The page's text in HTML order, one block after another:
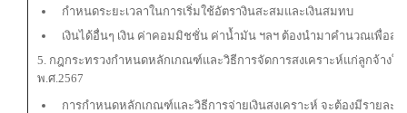
กำหนดระยะเวลาในการเริ่มใช้อัตรางินสะสมและเงินสมทบ
เงินได้อื่นๆ เงิน ค่าคอมมิชชั่น ค่าน้ำมัน ฯลฯ ต้องนำมาคำนวณเพื่อส่ง
5. กฎกระทรวงกำหนดหลักเกณฑ์และวิธีการจัดการสงเคราะห์แก่ลูกจ้าง
พ.ศ.2567
การกำหนดหลักเกณฑ์และวิธีการจ่ายเงินสงเคราะห์ จะต้องมีรายละเ